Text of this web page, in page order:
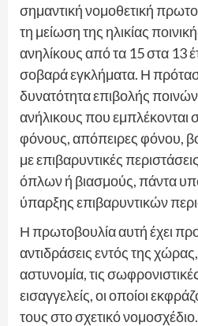
σημαντική νομοθετική
τη μείωση της ηλικίας
ανηλίκους από τα 15 στα 13
σοβαρά εγκλήματα. Η
δυνατότητα επιβολής
ανήλικους που εμπλέκονται
φόνους, απόπειρες φόνου,
με επιβαρυντικές
όπλων ή βιασμούς, πάντα
ύπαρξης επιβαρυντικών
Η πρωτοβουλία αυτή έχει
αντιδράσεις εντός της
αστυνομία, τις
εισαγγελείς, οι οποίοι
τους στο σχετικό νομοσχέδιο.